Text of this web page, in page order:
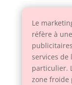
Le
réfère à
services de
particulier.
zone froide